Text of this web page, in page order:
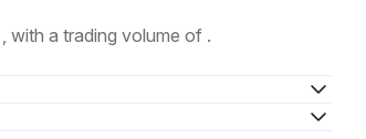
with a trading volume of .